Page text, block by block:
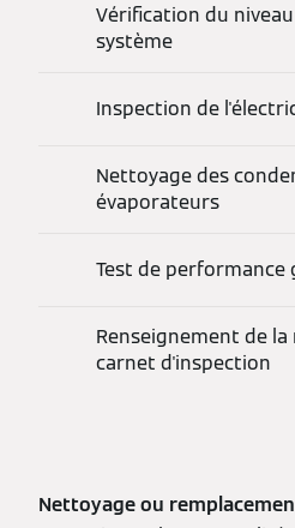
Vérification du
système
Inspection de
Nettoyage des
évaporateurs
Test de performance
Renseignement de
carnet d'inspection
Nettoyage ou